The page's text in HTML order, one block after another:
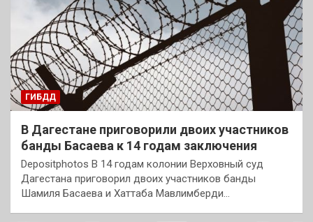
ГИБДД
В Дагестане приговорили двоих участников
банды Басаева к 14 годам заключения
Depositphotos В 14 годам колонии Верховный суд
Дагестана приговорил двоих участников банды
Шамиля Басаева и Хаттаба Мавлимберди…